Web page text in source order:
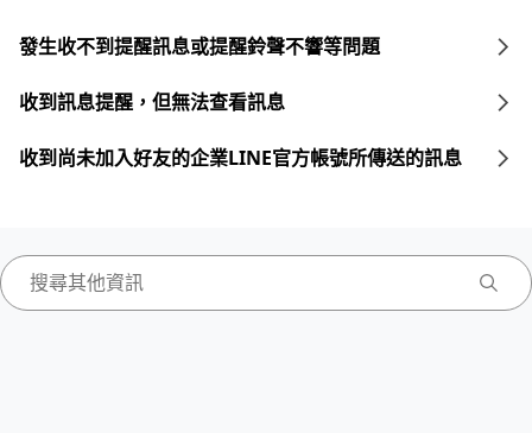
發生收不到提醒訊息或提醒鈴聲不響等問題
收到訊息提醒，但無法查看訊息
收到尚未加入好友的企業LINE官方帳號所傳送的訊息